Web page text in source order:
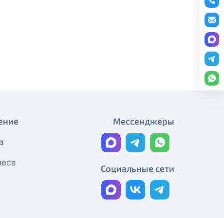
Технические работы Смотрёшка
Технические работы Смотрёшка
Технические работы Смотрёшка
Реорганизация узла связи
Мессенджеры
Социальные сети